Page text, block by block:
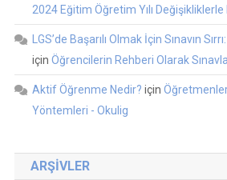
2024 Eğitim Öğretim Yılı Değişikliklerle
LGS’de Başarılı Olmak İçin Sınavın
için Öğrencilerin Rehberi Olarak
Aktif Öğrenme Nedir? için
Yöntemleri - Okulig
ARŞIVLER